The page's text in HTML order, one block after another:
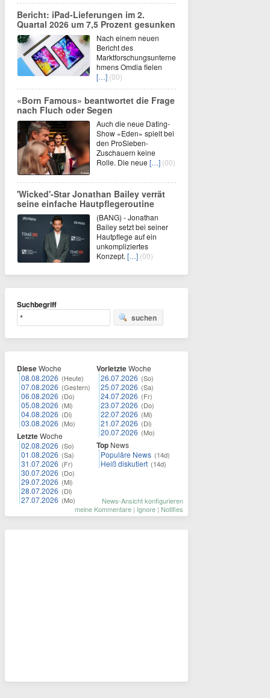
Bericht: iPad-Lieferungen im 2.
Quartal 2026 um 7,5 Prozent gesunken
Nach einem neuen
Bericht des
Marktforschungsunterne
hmens Omdia fielen
[…] (00)
«Born Famous» beantwortet die Frage
nach Fluch oder Segen
Auch die neue Dating-
Show «Eden» spielt bei
den ProSieben-
Zuschauern keine
Rolle. Die neue […] (00)
'Wicked'-Star Jonathan Bailey verrät
seine einfache Hautpflegeroutine
(BANG) - Jonathan
Bailey setzt bei seiner
Hautpflege auf ein
unkompliziertes
Konzept. […] (00)
Suchbegriff
suchen
DieseWoche
08.08.2026 (Heute)
07.08.2026 (Gestern)
06.08.2026 (Do)
05.08.2026 (Mi)
04.08.2026 (Di)
03.08.2026 (Mo)
LetzteWoche
02.08.2026 (So)
01.08.2026 (Sa)
31.07.2026 (Fr)
30.07.2026 (Do)
29.07.2026 (Mi)
28.07.2026 (Di)
27.07.2026 (Mo)
VorletzteWoche
26.07.2026 (So)
25.07.2026 (Sa)
24.07.2026 (Fr)
23.07.2026 (Do)
22.07.2026 (Mi)
21.07.2026 (Di)
20.07.2026 (Mo)
Top News
Populäre News (14d)
Heiß diskutiert (14d)
News-Ansicht konfigurieren
meine Kommentare | Ignore | Notifies